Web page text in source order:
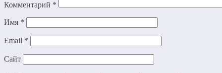
Комментарий *
Имя *
Email *
Сайт